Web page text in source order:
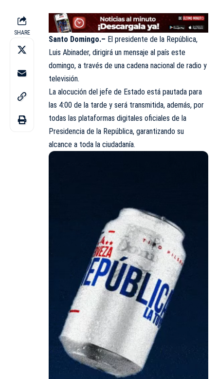
SHARE
Santo Domingo.– El presidente de la República,
Luis Abinader, dirigirá un mensaje al país este
domingo, a través de una cadena nacional de radio y
televisión.
La alocución del jefe de Estado está pautada para
las 4:00 de la tarde y será transmitida, además, por
todas las plataformas digitales oficiales de la
Presidencia de la República, garantizando su
alcance a toda la ciudadanía.